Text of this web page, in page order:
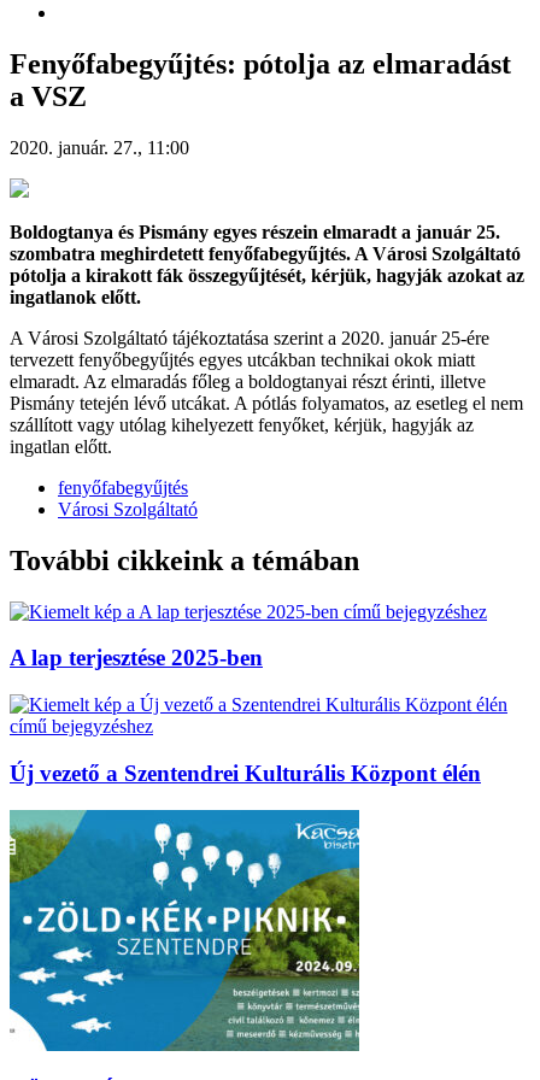
Fenyőfabegyűjtés: pótolja az elmaradást
a VSZ
2020. január. 27., 11:00
Boldogtanya és Pismány egyes részein elmaradt a január 25.
szombatra meghirdetett fenyőfabegyűjtés. A Városi Szolgáltató
pótolja a kirakott fák összegyűjtését, kérjük, hagyják azokat az
ingatlanok előtt.
A Városi Szolgáltató tájékoztatása szerint a 2020. január 25-ére
tervezett fenyőbegyűjtés egyes utcákban technikai okok miatt
elmaradt. Az elmaradás főleg a boldogtanyai részt érinti, illetve
Pismány tetején lévő utcákat. A pótlás folyamatos, az esetleg el nem
szállított vagy utólag kihelyezett fenyőket, kérjük, hagyják az
ingatlan előtt.
fenyőfabegyűjtés
Városi Szolgáltató
További cikkeink a témában
A lap terjesztése 2025-ben
Új vezető a Szentendrei Kulturális Központ élén